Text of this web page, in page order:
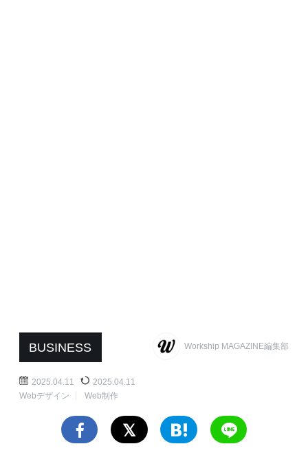
BUSINESS Workship MAGAZINE編集部
2025.04.11
2025.04.11
Webデザイン
Web制作